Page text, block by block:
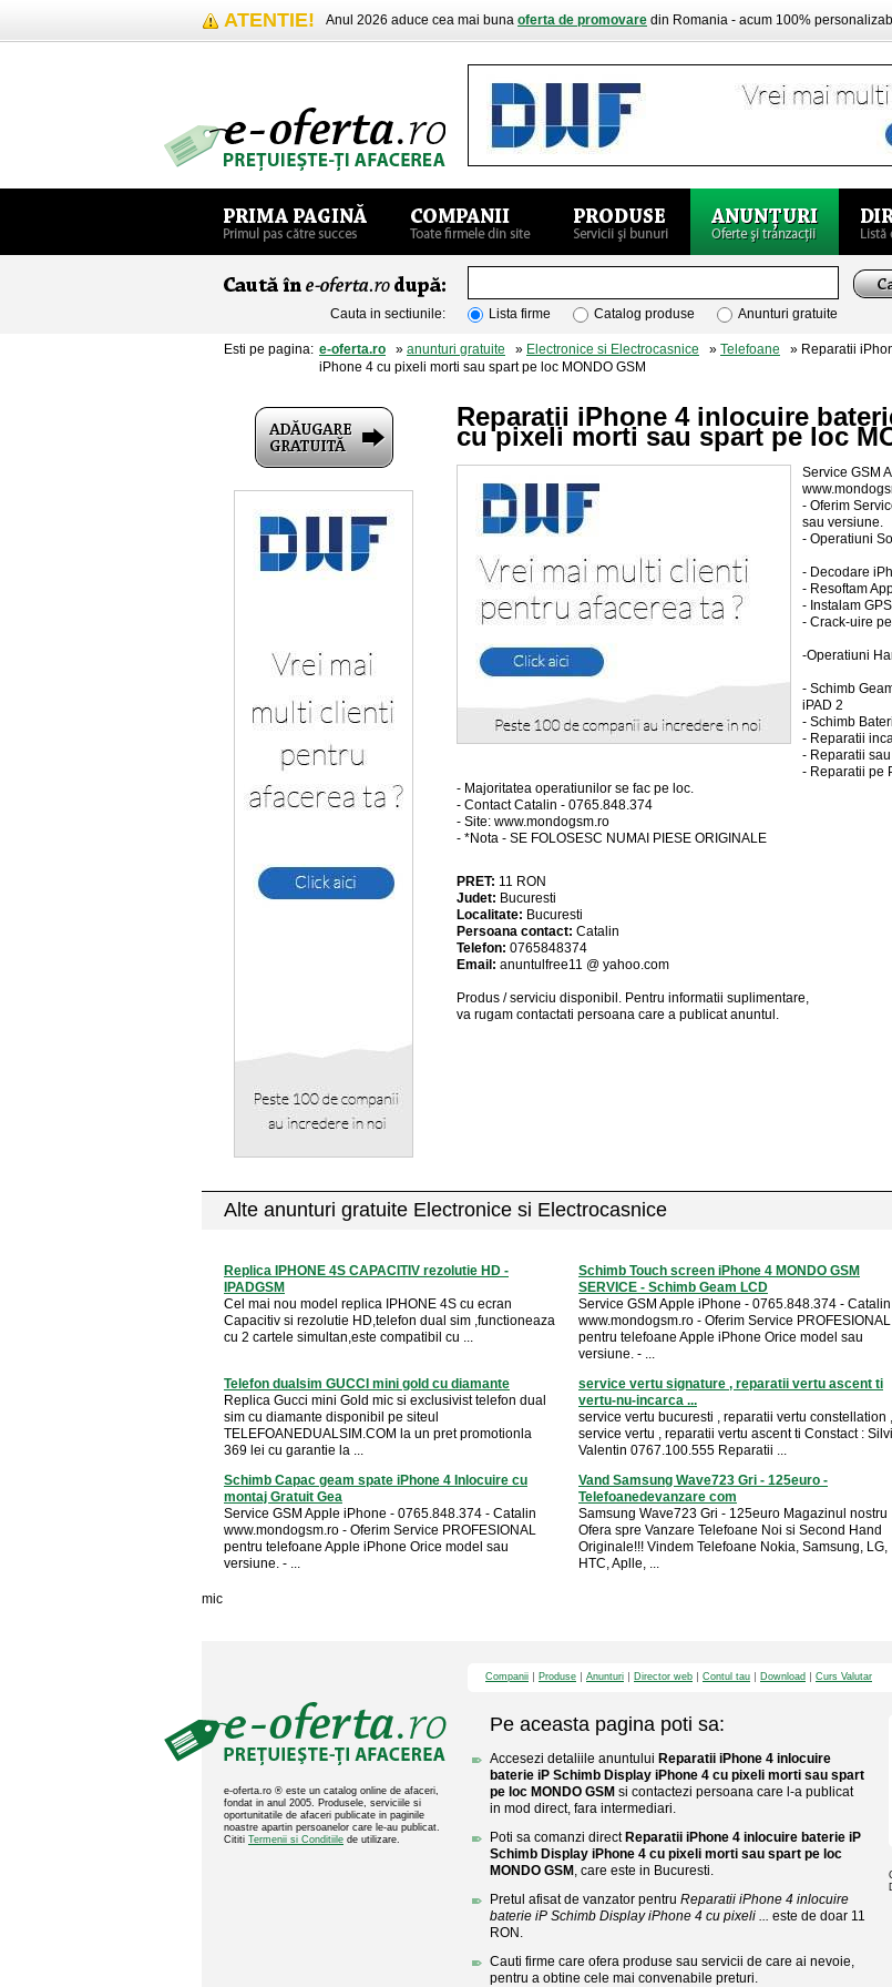
ATENTIE! Anul 2026 aduce cea mai buna oferta de promovare din Romania - acum 100%
Cauta in sectiunile: Lista firme Catalog produse Anunturi gratuite
Esti pe pagina: e-oferta.ro » anunturi gratuite » Electronice si Electrocasnice » Telefoane » Reparatii
iPhone 4 cu pixeli morti sau spart pe loc MONDO GSM
Reparatii iPhone 4 inlocuire
cu pixeli morti sau spart pe loc
Service GSM
- Oferim
sau versiune.
- Operatiuni
- Decodare
- Resoftam
- Instalam
- Crack-uire
-Operatiuni
- Schimb
iPAD 2
- Schimb
- Reparatii
- Reparatii
- Reparatii pe
- Majoritatea operatiunilor se fac pe loc.
- Contact Catalin - 0765.848.374
- Site: www.mondogsm.ro
- *Nota - SE FOLOSESC NUMAI PIESE ORIGINALE
PRET: 11 RON
Judet: Bucuresti
Localitate: Bucuresti
Persoana contact: Catalin
Telefon: 0765848374
Email: anuntulfree11 @ yahoo.com
Produs / serviciu disponibil . Pentru informatii suplimentare,
va rugam contactati persoana care a publicat anuntul.
Alte anunturi gratuite Electronice si Electrocasnice
Replica IPHONE 4S CAPACITIV rezolutie HD -
IPADGSM
Cel mai nou model replica IPHONE 4S cu ecran
Capacitiv si rezolutie HD,telefon dual sim ,functioneaza
cu 2 cartele simultan,este compatibil cu ...
Schimb Touch screen iPhone 4 MONDO GSM
SERVICE - Schimb Geam LCD
Service GSM Apple iPhone - 0765.848.374 - Catalin
www.mondogsm.ro - Oferim Service PROFESIONAL
pentru telefoane Apple iPhone Orice model sau
versiune. - ...
Telefon dualsim GUCCI mini gold cu diamante
Replica Gucci mini Gold mic si exclusivist telefon dual
sim cu diamante disponibil pe siteul
TELEFOANEDUALSIM.COM la un pret promotionla
369 lei cu garantie la ...
service vertu signature , reparatii vertu ascent ti
vertu-nu-incarca ...
service vertu bucuresti , reparatii vertu constellation ,
service vertu , reparatii vertu ascent ti Constact :
Valentin 0767.100.555 Reparatii ...
Schimb Capac geam spate iPhone 4 Inlocuire cu
montaj Gratuit Gea
Service GSM Apple iPhone - 0765.848.374 - Catalin
www.mondogsm.ro - Oferim Service PROFESIONAL
pentru telefoane Apple iPhone Orice model sau
versiune. - ...
Vand Samsung Wave723 Gri - 125euro -
Telefoanedevanzare com
Samsung Wave723 Gri - 125euro Magazinul nostru
Ofera spre Vanzare Telefoane Noi si Second Hand
Originale!!! Vindem Telefoane Nokia, Samsung, LG,
HTC, Aplle, ...
mic
e-oferta.ro ® este un catalog online de afaceri,
fondat in anul 2005. Produsele, serviciile si
oportunitatile de afaceri publicate in paginile
noastre apartin persoanelor care le-au publicat.
Cititi Termenii si Conditiile de utilizare.
Companii Produse Anunturi Director web Contul tau Download Curs Valutar
Pe aceasta pagina poti sa:
Accesezi detaliile anuntului Reparatii iPhone 4 inlocuire
baterie iP Schimb Display iPhone 4 cu pixeli morti sau spart
pe loc MONDO GSM si contactezi persoana care l-a publicat
in mod direct, fara intermediari.
Poti sa comanzi direct Reparatii iPhone 4 inlocuire baterie iP
Schimb Display iPhone 4 cu pixeli morti sau spart pe loc
MONDO GSM , care este in Bucuresti.
Pretul afisat de vanzator pentru Reparatii iPhone 4 inlocuire
baterie iP Schimb Display iPhone 4 cu pixeli ... este de doar 11
RON.
Cauti firme care ofera produse sau servicii de care ai nevoie,
pentru a obtine cele mai convenabile preturi.